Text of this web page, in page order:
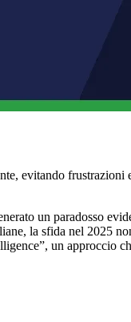
evitando frustrazioni
un paradosso
la sfida nel 2025
un approccio